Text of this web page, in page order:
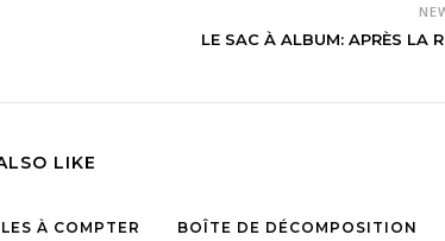
LE SAC À ALBUM: APRÈS LA
LIKE
À COMPTER
BOÎTE DE DÉCOMPOSITION